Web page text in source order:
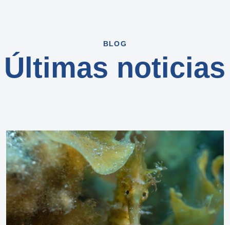
BLOG
Últimas noticias